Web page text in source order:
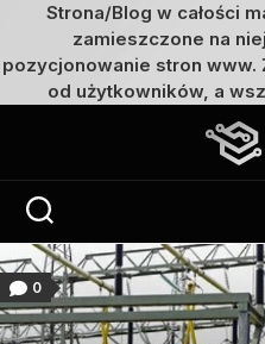
Strona/Blog w całości
zamieszczone na
pozycjonowanie stron
od użytkowników, a
0